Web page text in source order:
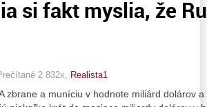
si fakt myslia, že
2 832x, Realista1
zbrane a muníciu v hodnote miliárd dolárov